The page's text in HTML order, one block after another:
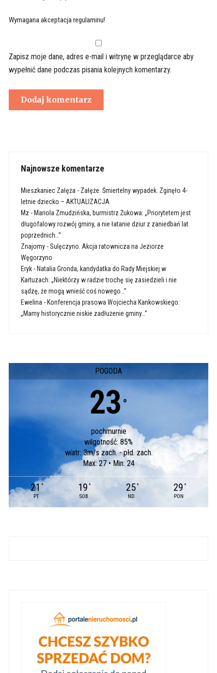
Wymagana akceptacja regulaminu!
Zapisz moje dane, adres e-mail i witrynę w przeglądarce aby
wypełnić dane podczas pisania kolejnych komentarzy.
Najnowsze komentarze
Mieszkaniec Załęża- Załęże. Śmiertelny wypadek. Zginęło 4-
letnie dziecko – AKTUALIZACJA
Mz - Mariola Zmudzińska, burmistrz Żukowa: „Priorytetem jest
długofalowy rozwój gminy, a nie łatanie dziur z zaniedbań lat
poprzednich…”
Znajomy-Sulęczyno. Akcja ratownicza na Jeziorze
Węgorzyno
Eryk- Natalia Gronda, kandydatka do Rady Miejskiej w
Kartuzach: „Niektórzy w radzie trochę się zasiedzieli i nie
sądzę, że mogą wnieść coś nowego…”
Ewelina- Konferencja prasowa Wojciecha Kankowskiego:
„Mamy historycznie niskie zadłużenie gminy…”
POGODA
23 °
pochmurnie
wilgotność: 85%
wiatr: 3m/s zach. - płd. zach.
Max: 27 • Min: 24
21 °
PT
19 °
SOB
25 °
ND
29 °
PON